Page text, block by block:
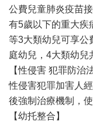
公費兒童肺炎疫苗
有5歲以下的重大疾
等3大類幼兒可享公
庭幼兒，4大類幼兒
【性侵害 犯罪防治
性侵害犯罪加害人
後強制治療機制，
【幼托整合】